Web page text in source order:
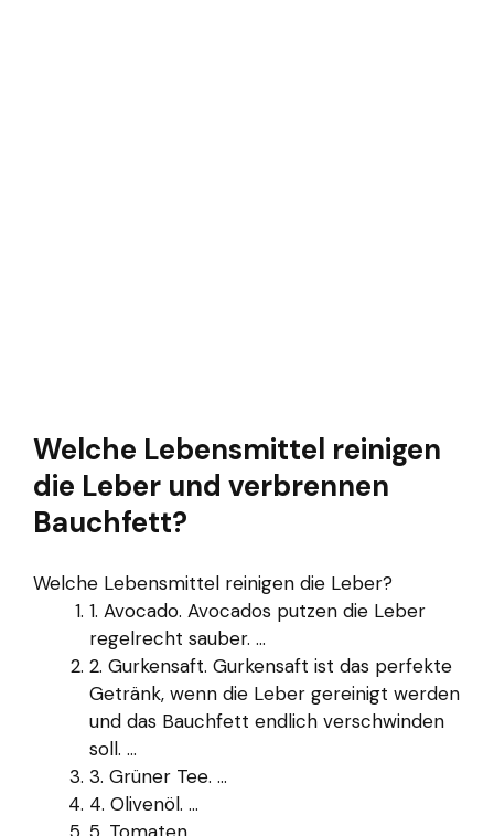
Welche Lebensmittel reinigen
die Leber und verbrennen
Bauchfett?
Welche Lebensmittel reinigen die Leber?
1. Avocado. Avocados putzen die Leber
regelrecht sauber. ...
2. Gurkensaft. Gurkensaft ist das perfekte
Getränk, wenn die Leber gereinigt werden
und das Bauchfett endlich verschwinden
soll. ...
3. Grüner Tee. ...
4. Olivenöl. ...